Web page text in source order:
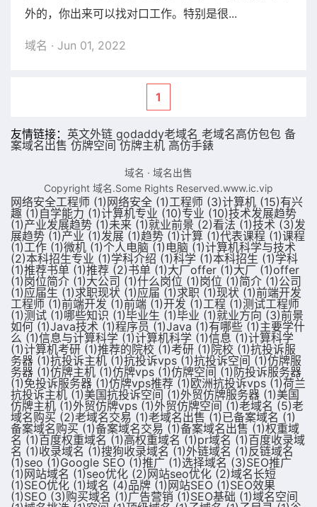
外的，你出来可以找对口工作。特别是很...
域名 · Jun 01, 2022
1
友情链接： 英文外链 godaddy老域名 老域名高仿包包 备
案域名出售 仿牌空间 仿牌主机 高仿手錶
域名 · 域名出售
Copyright 域名.Some Rights Reserved.www.ic.vip
网络安全工程师 (1)网络安全 (1)工程师 (3)计算机 (15)有兴
趣 (1) 自学能力 (1)计算机专业 (10)专业 (10)技术发展趋势
(1)产业发展趋势 (1)未来 (1)就业前景 (2)看法 (1)技术 (3)发
展趋势 (1)产业 (1)发展 (1)趋势 (1)计算 (1)代表课程 (1)课程
(1)工作 (1)微机 (1)个人电脑 (1) 电脑 (1)计算机科学与技术
(2)本科招生专业 (1)学科介绍 (1)科学 (1)本科招生 (1)学科
(1)推荐书单 (1)推荐 (2)书单 (1)大厂offer (1)大厂 (1)offer
(1)岗位简介 (1)大公司 (1)什么岗位 (1)岗位 (1)简介 (1)公司
(1)应届生 (1)求职现状 (1)应届 (1)求职 (1)现状 (1)前端开发
工程师 (1)前端开发 (1)前端 (1)开发 (1)工程 (1)测试工程师
(1)测试 (1)哪些知识 (1)毕业生 (1)毕业 (1)就业方向 (3)前景
如何 (1)Java技术 (1)程序员 (1)Java (1)有哪些 (1)主要学什
么 (1)信息与计算科学 (1)计算机科学 (1)信息 (1)计算科学
(1)计算机考研 (1)推荐的院校 (1)考研 (1)院校 (1)抗投诉服
务器 (1)抗投诉主机 (1)抗投诉vps (1)抗投诉空间 (1)仿牌服
务器 (1)仿牌主机 (1)仿牌vps (1)仿牌空间 (1)防投诉服务器
(1)免投诉服务器 (1)仿牌vps推荐 (1)欧洲抗投诉vps (1)荷兰
抗投诉主机 (1)美国抗投诉空间 (1)外贸仿牌服务器 (1)美国
仿牌主机 (1)外贸仿牌vps (1)外贸仿牌空间 (1)老域名 (5)老
域名购买 (2)老域名交易 (1)老域名出售 (1)已备案域名 (1)
备案域名购买 (1)备案域名交易 (1)备案域名出售 (1)权重域
名 (1)百度权重域名 (1)高权重域名 (1)pr域名 (1)百度收录域
名 (1)收录域名 (1)搜狗收录域名 (1)外链域名 (1) 反链域名
(1)seo (1)Google SEO (1)推广 (1)选择域名 (3)SEO推广
(1)网站域名 (1)seo优化 (2)网站seo优化 (2)域名长短
(1)SEO优化 (1)域名 (4)品牌 (1)网站SEO (1)SEO效果
(1)SEO (3)购买域名 (1)广告营销 (1)SEO基础 (1)域名空间